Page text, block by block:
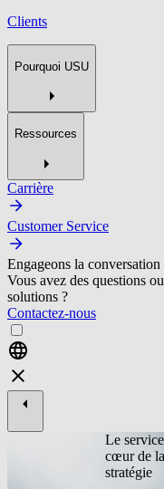
Clients
Pourquoi USU
Ressources
Carrière
Customer Service
Engageons la conversation
Vous avez des questions
solutions ?
Contactez-nous
Le
cœur de la
stratégie